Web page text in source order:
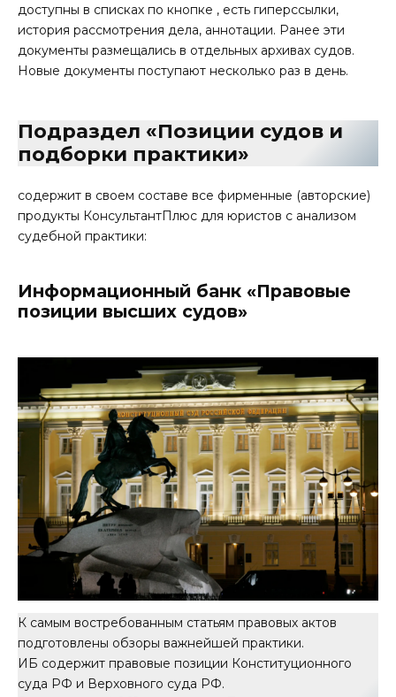
доступны в списках по кнопке , есть гиперссылки,
история рассмотрения дела, аннотации. Ранее эти
документы размещались в отдельных архивах судов.
Новые документы поступают несколько раз в день.
Подраздел «Позиции судов и
подборки практики»
содержит в своем составе все фирменные (авторские)
продукты КонсультантПлюс для юристов с анализом
судебной практики:
Информационный банк «Правовые
позиции высших судов»
К самым востребованным статьям правовых актов
подготовлены обзоры важнейшей практики.
ИБ содержит правовые позиции Конституционного
суда РФ и Верховного суда РФ.